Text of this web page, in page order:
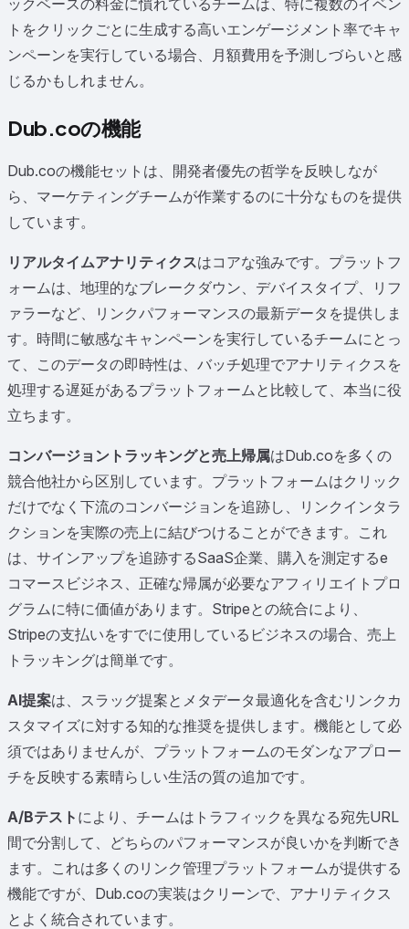
トをクリックごとに生成する高いエンゲージメント率でキャ
ンペーンを実行している場合、月額費用を予測しづらいと感
じるかもしれません。
Dub.coの機能
Dub.coの機能セットは、開発者優先の哲学を反映しなが
ら、マーケティングチームが作業するのに十分なものを提供
しています。
リアルタイムアナリティクスはコアな強みです。プラットフ
ォームは、地理的なブレークダウン、デバイスタイプ、リフ
ァラーなど、リンクパフォーマンスの最新データを提供しま
す。時間に敏感なキャンペーンを実行しているチームにとっ
て、このデータの即時性は、バッチ処理でアナリティクスを
処理する遅延があるプラットフォームと比較して、本当に役
立ちます。
コンバージョントラッキングと売上帰属はDub.coを多くの
競合他社から区別しています。プラットフォームはクリック
だけでなく下流のコンバージョンを追跡し、リンクインタラ
クションを実際の売上に結びつけることができます。これ
は、サインアップを追跡するSaaS企業、購入を測定するe
コマースビジネス、正確な帰属が必要なアフィリエイトプロ
グラムに特に価値があります。Stripeとの統合により、
Stripeの支払いをすでに使用しているビジネスの場合、売上
トラッキングは簡単です。
AI提案は、スラッグ提案とメタデータ最適化を含むリンクカ
スタマイズに対する知的な推奨を提供します。機能として必
須ではありませんが、プラットフォームのモダンなアプロー
チを反映する素晴らしい生活の質の追加です。
A/Bテスト により、チームはトラフィックを異なる宛先URL
間で分割して、どちらのパフォーマンスが良いかを判断でき
ます。これは多くのリンク管理プラットフォームが提供する
機能ですが、Dub.coの実装はクリーンで、アナリティクス
とよく統合されています。